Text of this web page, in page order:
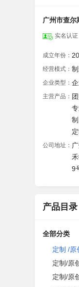
广州市查尔
实名认证
成立年份：
经营模式：
企业类型：
主营产品：
公司地址：
9
产品目录
全部分类
定制 /原
定制/原
定制/原